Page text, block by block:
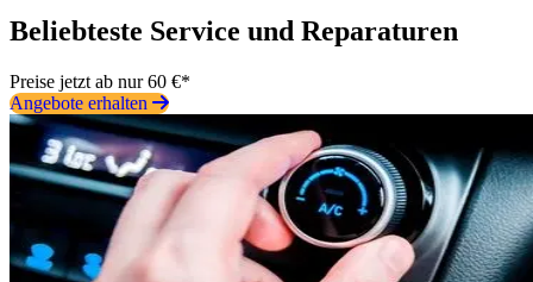
Beliebteste Service und Reparaturen
Preise jetzt ab nur 60 €*
Angebote erhalten